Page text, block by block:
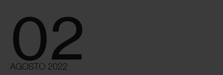
02
AGOSTO 2022